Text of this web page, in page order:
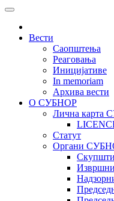
Вести
Саопштења
Реаговања
Иницијативе
In memoriam
Архива вести
О СУБНОР
Лична карта
Статут
Органи